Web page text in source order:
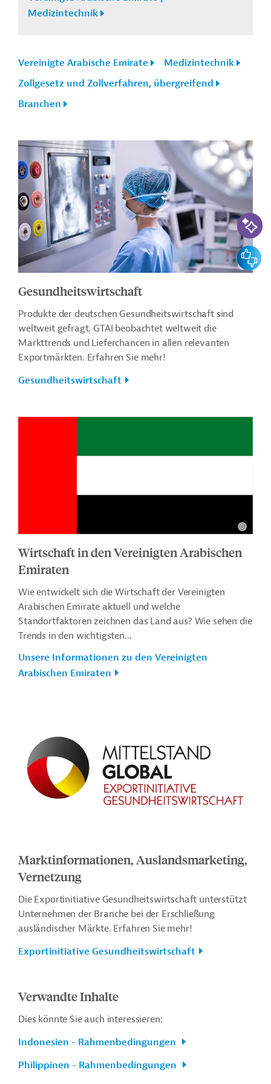
Medizintechnik
Vereinigte Arabische Emirate
Medizintechnik
Zollgesetz und Zollverfahren, übergreifend
Branchen
Gesundheitswirtschaft
Produkte der deutschen Gesundheitswirtschaft sind
weltweit gefragt. GTAI beobachtet weltweit die
Markttrends und Lieferchancen in allen relevanten
Exportmärkten. Erfahren Sie mehr!
Gesundheitswirtschaft
Wirtschaft in den Vereinigten Arabischen
Emiraten
Wie entwickelt sich die Wirtschaft der Vereinigten
Arabischen Emirate aktuell und welche
Standortfaktoren zeichnen das Land aus? Wie sehen die
Trends in den wichtigsten...
Unsere Informationen zu den Vereinigten
Arabischen Emiraten
Marktinformationen, Auslandsmarketing,
Vernetzung
Die Exportinitiative Gesundheitswirtschaft unterstützt
Unternehmen der Branche bei der Erschließung
ausländischer Märkte. Erfahren Sie mehr!
Exportinitiative Gesundheitswirtschaft
Verwandte Inhalte
Dies könnte Sie auch interessieren:
Indonesien - Rahmenbedingungen
Philippinen - Rahmenbedingungen
KI-